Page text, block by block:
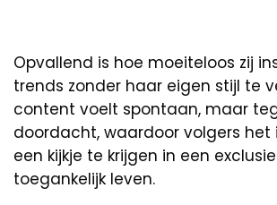
Opvallend is hoe moeiteloos zij
trends zonder haar eigen stijl te
content voelt spontaan, maar
doordacht, waardoor volgers het
een kijkje te krijgen in een
toegankelijk leven.